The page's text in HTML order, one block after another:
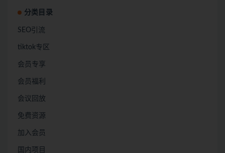
分类目录
SEO引流
tiktok专区
会员专享
会员福利
会议回放
免费资源
加入会员
国内项目